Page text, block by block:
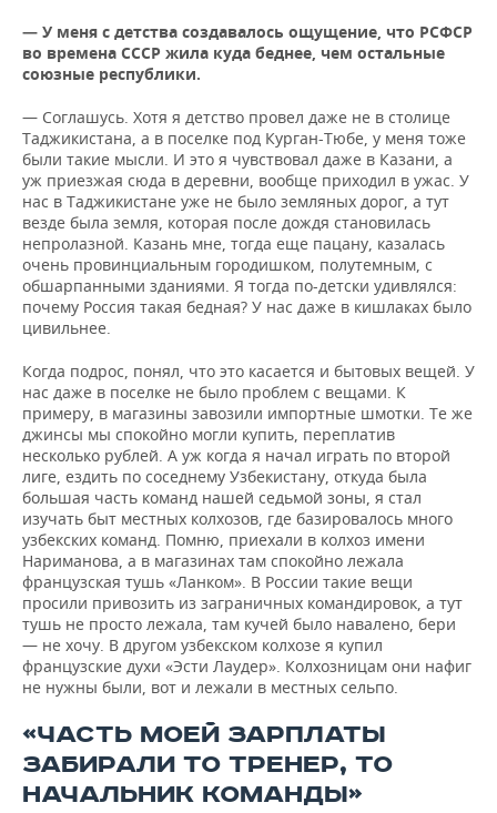
— У меня с детства создавалось ощущение, что РСФСР
во времена СССР жила куда беднее, чем остальные
союзные республики.
— Соглашусь. Хотя я детство провел даже не в столице
Таджикистана, а в поселке под Курган-Тюбе, у меня тоже
были такие мысли. И это я чувствовал даже в Казани, а
уж приезжая сюда в деревни, вообще приходил в ужас. У
нас в Таджикистане уже не было земляных дорог, а тут
везде была земля, которая после дождя становилась
непролазной. Казань мне, тогда еще пацану, казалась
очень провинциальным городишком, полутемным, с
обшарпанными зданиями. Я тогда по-детски удивлялся:
почему Россия такая бедная? У нас даже в кишлаках было
цивильнее.
Когда подрос, понял, что это касается и бытовых вещей. У
нас даже в поселке не было проблем с вещами. К
примеру, в магазины завозили импортные шмотки. Те же
джинсы мы спокойно могли купить, переплатив
несколько рублей. А уж когда я начал играть по второй
лиге, ездить по соседнему Узбекистану, откуда была
большая часть команд нашей седьмой зоны, я стал
изучать быт местных колхозов, где базировалось много
узбекских команд. Помню, приехали в колхоз имени
Нариманова, а в магазинах там спокойно лежала
французская тушь «Ланком». В России такие вещи
просили привозить из заграничных командировок, а тут
тушь не просто лежала, там кучей было навалено, бери
— не хочу. В другом узбекском колхозе я купил
французские духи «Эсти Лаудер». Колхозницам они нафиг
не нужны были, вот и лежали в местных сельпо.
«ЧАСТЬ МОЕЙ ЗАРПЛАТЫ
ЗАБИРАЛИ ТО ТРЕНЕР, ТО
НАЧАЛЬНИК КОМАНДЫ»